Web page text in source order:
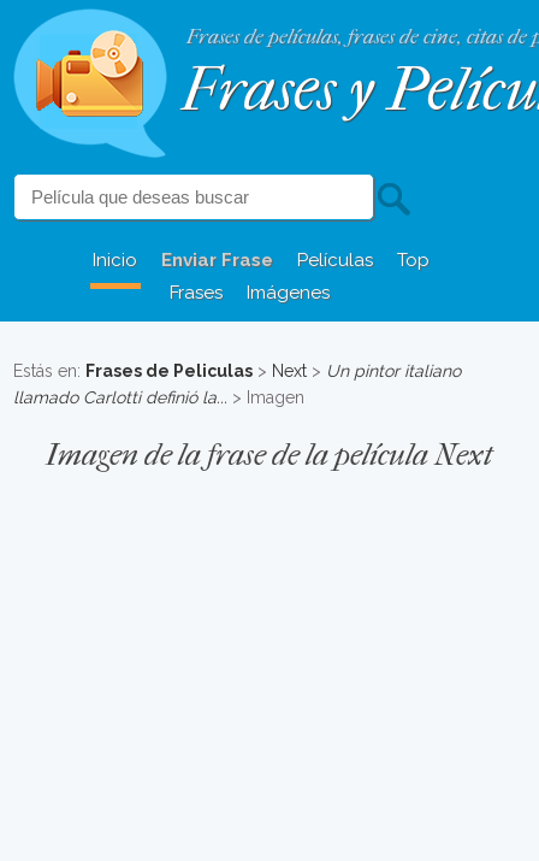
Frases de películas, frases de cine, citas de
Frases y
Inicio Enviar Frase Películas
Top
Frases
Imágenes
Estás en: Frases de Peliculas > Next > Un pintor italiano
llamado Carlotti definió la... > Imagen
Imagen de la frase de la película Next